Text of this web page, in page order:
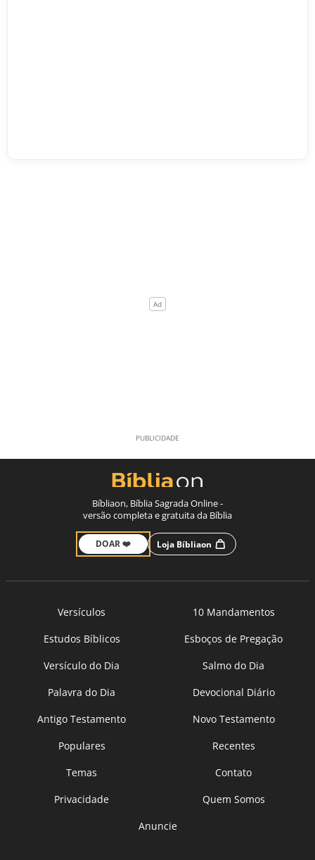
Bíbliaon, Bíblia Sagrada Online -
versão completa e gratuita da Bíblia
DOAR ❤️ Loja Bíbliaon
Versículos
10 Mandamentos
Estudos Bíblicos
Esboços de Pregação
Versículo do Dia
Salmo do Dia
Palavra do Dia
Devocional Diário
Antigo Testamento
Novo Testamento
Populares
Recentes
Temas
Contato
Privacidade
Quem Somos
Anuncie